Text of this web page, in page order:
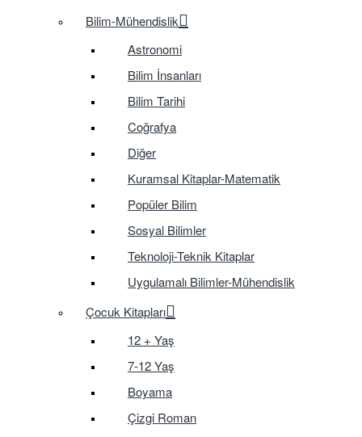
Bilim-Mühendislik
Astronomi
Bilim İnsanları
Bilim Tarihi
Coğrafya
Diğer
Kuramsal Kitaplar-Matematik
Popüler Bilim
Sosyal Bilimler
Teknoloji-Teknik Kitaplar
Uygulamalı Bilimler-Mühendislik
Çocuk Kitapları
12 + Yaş
7-12 Yaş
Boyama
Çizgi Roman